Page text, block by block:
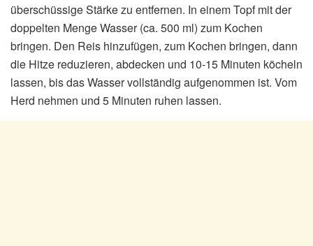
überschüssige Stärke zu entfernen. In einem Topf mit der
doppelten Menge Wasser (ca. 500 ml) zum Kochen
bringen. Den Reis hinzufügen, zum Kochen bringen, dann
die Hitze reduzieren, abdecken und 10-15 Minuten köcheln
lassen, bis das Wasser vollständig aufgenommen ist. Vom
Herd nehmen und 5 Minuten ruhen lassen.